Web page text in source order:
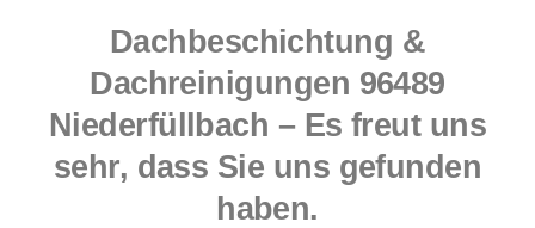
Dachbeschichtung &
Dachreinigungen 96489
Niederfüllbach – Es freut uns
sehr, dass Sie uns gefunden
haben.